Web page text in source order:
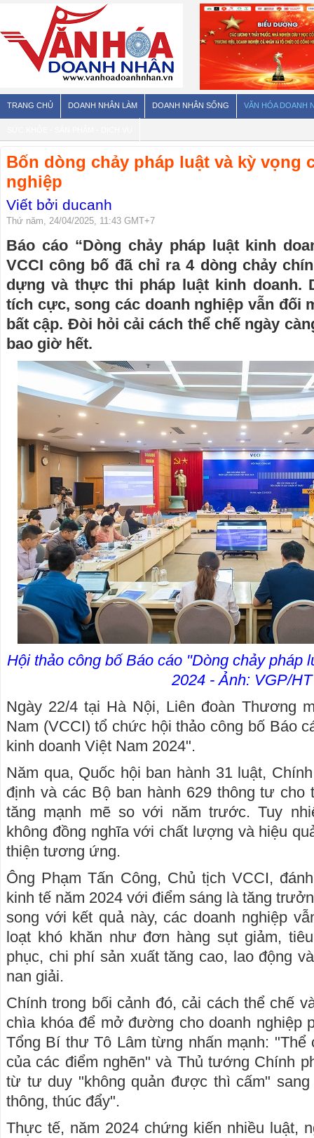
TRANG CHỦ DOANH NHÂN LÀM DOANH NHÂN SỐNG VĂN HÓA DOANH
Bốn dòng chảy pháp luật và kỳ vọng
nghiệp
Viết bởi ducanh
Thứ năm, 24/04/2025, 11:43 GMT+7
Báo cáo “Dòng chảy pháp luật kinh
VCCI công bố đã chỉ ra 4 dòng chảy
dựng và thực thi pháp luật kinh doanh.
tích cực, song các doanh nghiệp vẫn đối
bất cập. Đòi hỏi cải cách thể chế ngày
bao giờ hết.
Hội thảo công bố Báo cáo "Dòng chảy pháp
2024 - Ảnh: VGP/HT
Ngày 22/4 tại Hà Nội, Liên đoàn Thương
Nam (VCCI) tổ chức hội thảo công bố Báo
kinh doanh Việt Nam 2024".
Năm qua, Quốc hội ban hành 31 luật,
định và các Bộ ban hành 629 thông tư cho
tăng mạnh mẽ so với năm trước. Tuy
không đồng nghĩa với chất lượng và hiệu
thiện tương ứng.
Ông Phạm Tấn Công, Chủ tịch VCCI,
kinh tế năm 2024 với điểm sáng là tăng
song với kết quả này, các doanh nghiệp
loạt khó khăn như đơn hàng sụt giảm,
phục, chi phí sản xuất tăng cao, lao động
nan giải.
Chính trong bối cảnh đó, cải cách thể chế
chìa khóa để mở đường cho doanh nghiệp
Tổng Bí thư Tô Lâm từng nhấn mạnh: "Thể
của các điểm nghẽn" và Thủ tướng Chính
từ tư duy "không quản được thì cấm"
thông, thúc đẩy".
Thực tế, năm 2024 chứng kiến nhiều luật,